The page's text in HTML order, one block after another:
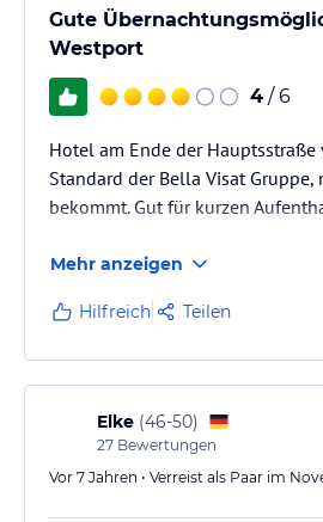
Gute
Westport
4 / 6
Hotel am Ende der Hauptsstraße
Standard der Bella Visat Gruppe,
bekommt. Gut für kurzen
Mehr anzeigen
Hilfreich Teilen
Elke (46-50)
27 Bewertungen
Vor 7 Jahren • Verreist als Paar im